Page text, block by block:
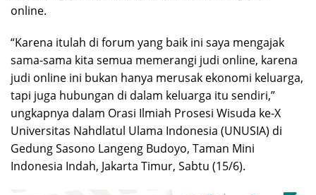
online.
“Karena itulah di forum yang baik ini saya mengajak
sama-sama kita semua memerangi judi online, karena
judi online ini bukan hanya merusak ekonomi keluarga,
tapi juga hubungan di dalam keluarga itu sendiri,”
ungkapnya dalam Orasi Ilmiah Prosesi Wisuda ke-X
Universitas Nahdlatul Ulama Indonesia (UNUSIA) di
Gedung Sasono Langeng Budoyo, Taman Mini
Indonesia Indah, Jakarta Timur, Sabtu (15/6).